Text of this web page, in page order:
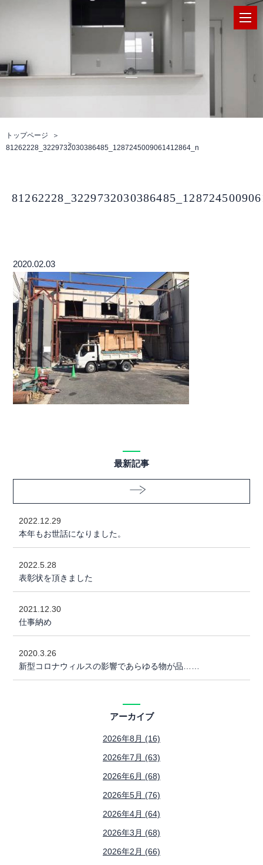
トップページ
81262228_3229732030386485_1287245009061412864_n
2020.02.03
最新記事
2022.12.29
本年もお世話になりました。
2022.5.28
表彰状を頂きました
2021.12.30
仕事納め
2020.3.26
新型コロナウィルスの影響であらゆる物が品……
アーカイブ
2026年8月 (16)
2026年7月 (63)
2026年6月 (68)
2026年5月 (76)
2026年4月 (64)
2026年3月 (68)
2026年2月 (66)